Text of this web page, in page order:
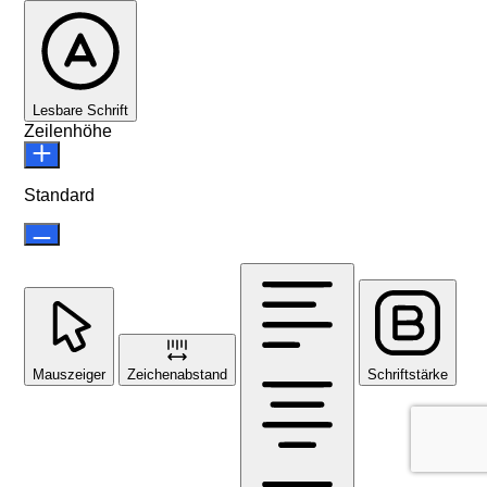
Lesbare Schrift
Zeilenhöhe
Standard
Mauszeiger Zeichenabstand Schriftstärke